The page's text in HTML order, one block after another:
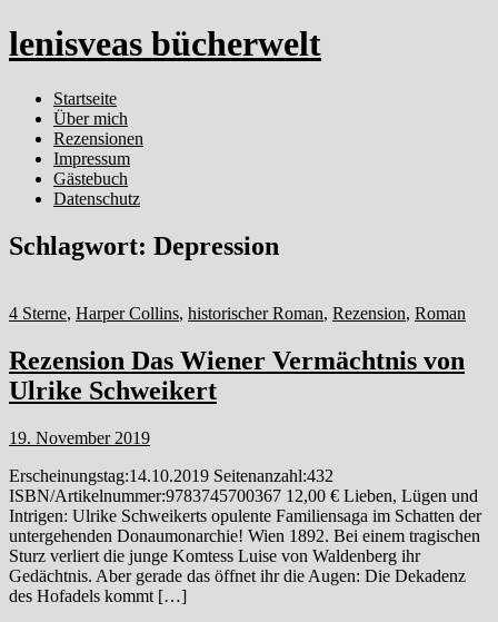
lenisveas bücherwelt
Startseite
Über mich
Rezensionen
Impressum
Gästebuch
Datenschutz
Schlagwort: Depression
4 Sterne, Harper Collins, historischer Roman, Rezension, Roman
Rezension Das Wiener Vermächtnis von
Ulrike Schweikert
19. November 2019
Erscheinungstag:14.10.2019 Seitenanzahl:432
ISBN/Artikelnummer:9783745700367 12,00 € Lieben, Lügen und
Intrigen: Ulrike Schweikerts opulente Familiensaga im Schatten der
untergehenden Donaumonarchie! Wien 1892. Bei einem tragischen
Sturz verliert die junge Komtess Luise von Waldenberg ihr
Gedächtnis. Aber gerade das öffnet ihr die Augen: Die Dekadenz
des Hofadels kommt […]